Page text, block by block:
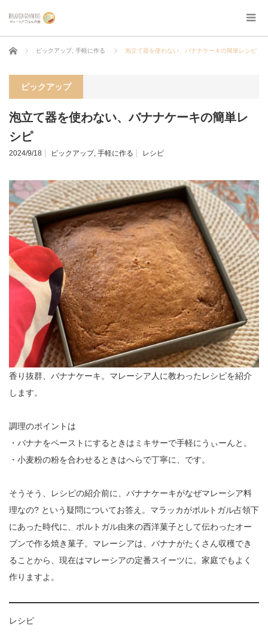
ホーム ピックアップ, 手軽に作る 泡立て器を使わない、バナナケーキの簡単レシピ
ピックアップ
泡立て器を使わない、バナナケーキの簡単レ
シピ
2024/9/18 ピックアップ, 手軽に作る レシピ
香り抜群、バナナケーキ。マレーシア人に教わったレシピを紹介
します。
調理のポイントは
・バナナをペーストにするときはミキサーで手軽にうぃーんと。
・小麦粉の粉を合わせるときはへらで丁寧に、です。
そうそう、レシピの紹介前に、バナナケーキがなぜマレーシア料
理なの? という疑問についてお答え。マラッカがポルトガル占領下
にあった時代に、ポルトガル由来の西洋菓子として伝わったオー
ブンで作る焼き菓子。マレーシアは、バナナがたくさん収穫でき
ることから、現在はマレーシアの定番スイーツに。家庭でもよく
作りますよ。
レシピ